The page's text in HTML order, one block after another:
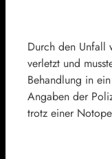
Durch den Unfall
verletzt und
Behandlung in
Angaben der
trotz einer